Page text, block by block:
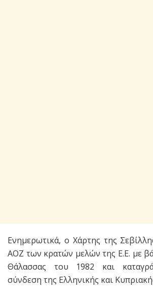
Ενημερωτικά, ο Χάρτης της
ΑΟΖ των κρατών μελών της Ε.Ε. με
Θάλασσας του 1982 και
σύνδεση της Ελληνικής και